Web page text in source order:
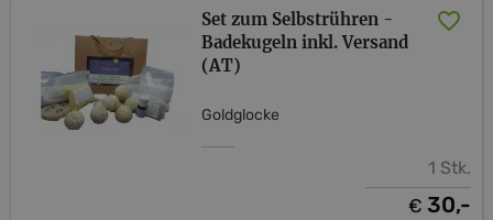
Set zum Selbstrühren -
Badekugeln inkl. Versand
(AT)
Goldglocke
1 Stk.
€ 30,-